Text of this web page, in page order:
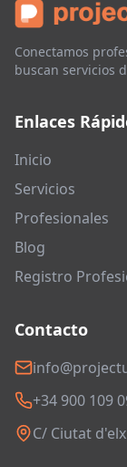
Conectamos
buscan servicios
Enlaces
Inicio
Servicios
Profesionales
Blog
Registro
Contacto
+34 900 109
C/ Ciutat